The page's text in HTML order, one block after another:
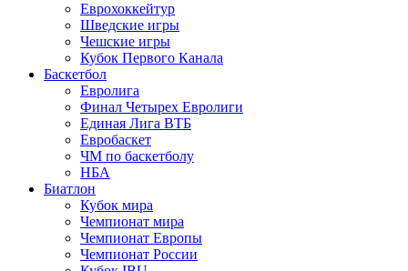
Еврохоккейтур
Шведские игры
Чешские игры
Кубок Первого Канала
Баскетбол
Евролига
Финал Четырех Евролиги
Единая Лига ВТБ
Евробаскет
ЧМ по баскетболу
НБА
Биатлон
Кубок мира
Чемпионат мира
Чемпионат Европы
Чемпионат России